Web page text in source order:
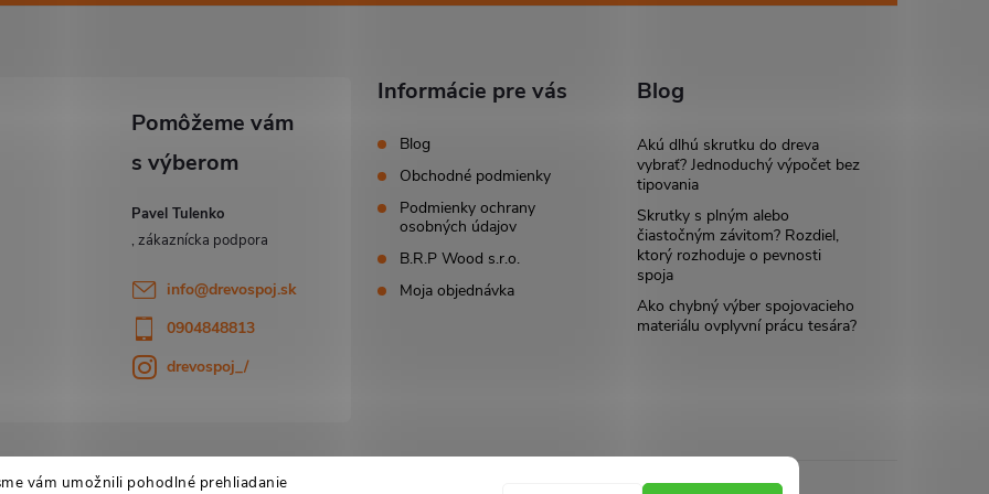
vám umožnili pohodlné prehliadanie
Pavel Tulenko
info@drevospoj.sk
0904848813
drevospoj_/
Informácie pre vás
Blog
Obchodné podmienky
Podmienky ochrany
osobných údajov
B.R.P Wood s.r.o.
Moja objednávka
Blog
Akú dlhú skrutku do dreva
vybrať? Jednoduchý výpočet bez
tipovania
Skrutky s plným alebo
čiastočným závitom? Rozdiel,
ktorý rozhoduje o pevnosti
spoja
Ako chybný výber spojovacieho
materiálu ovplyvní prácu tesára?